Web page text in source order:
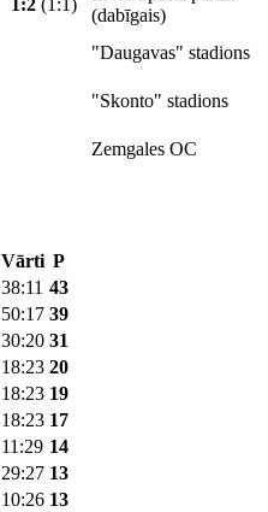
1:2 (1:1)
(dabīgais)
"Daugavas" stadions
"Skonto" stadions
Zemgales OC
Vārti P
38:11 43
50:17 39
30:20 31
18:23 20
18:23 19
18:23 17
11:29 14
29:27 13
10:26 13